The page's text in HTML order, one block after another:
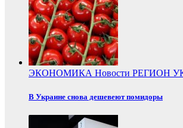
ЭКОНОМИКА Новости РЕГИОН
В Украине снова дешевеют помидоры